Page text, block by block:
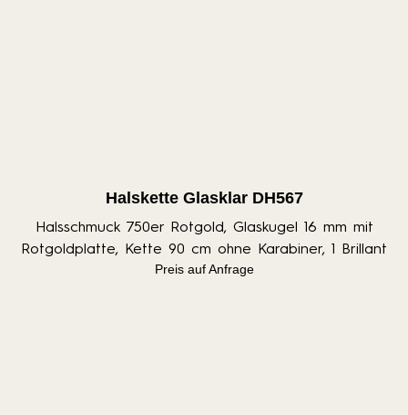
Halskette Glasklar DH567
Halsschmuck 750er Rotgold, Glaskugel 16 mm mit
Rotgoldplatte, Kette 90 cm ohne Karabiner, 1 Brillant
Preis auf Anfrage